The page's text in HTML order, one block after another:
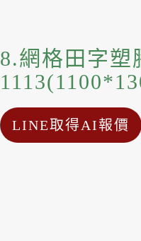
8.網格田字
LINE取得AI報價